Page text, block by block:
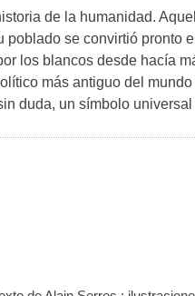
de la humanidad.
poblado se convirtió pronto
los blancos desde hacía
más antiguo del
duda, un símbolo